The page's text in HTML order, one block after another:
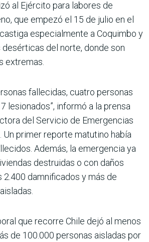
al Ejército para labores de
que empezó el 15 de julio en el
especialmente a Coquimbo y
del norte, donde son
extremas.
fallecidas, cuatro personas
lesionados”, informó a la prensa
del Servicio de Emergencias
Un primer reporte matutino había
Además, la emergencia ya
destruidas o con daños
2.400 damnificados y más de
que recorre Chile dejó al menos
de 100.000 personas aisladas por